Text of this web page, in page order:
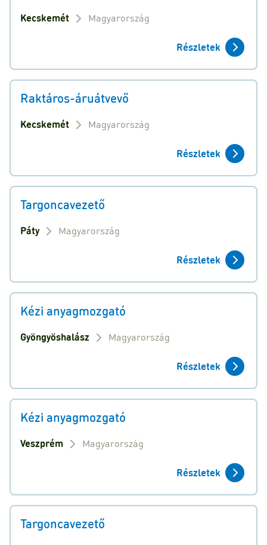
Kecskemét Magyarország
Részletek
Raktáros-áruátvevő
Kecskemét Magyarország
Részletek
Targoncavezető
Páty Magyarország
Részletek
Kézi anyagmozgató
Gyöngyöshalász Magyarország
Részletek
Kézi anyagmozgató
Veszprém Magyarország
Részletek
Targoncavezető